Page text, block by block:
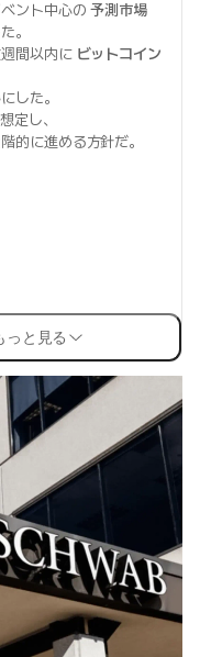
ント中心の予測市場
。
間以内に ビットコイン
した。
定し、
的に進める方針だ。
っと見る